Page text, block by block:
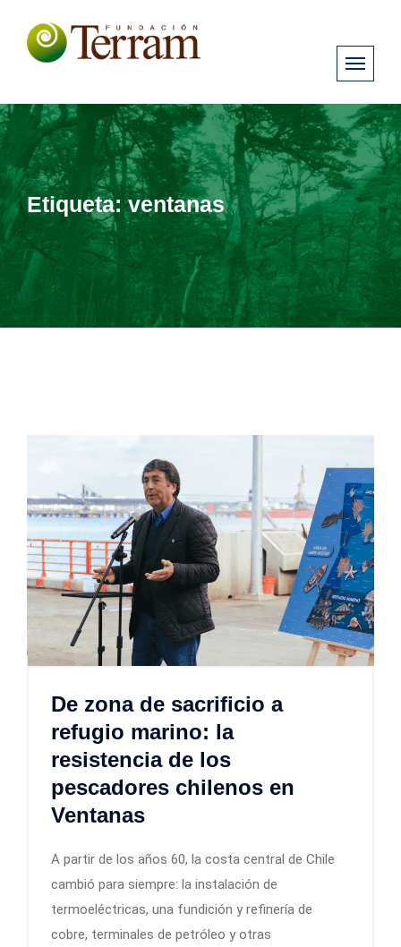
Etiqueta:ventanas
De zona de sacrificio a
refugio marino: la
resistencia de los
pescadores chilenos en
Ventanas
A partir de los años 60, la costa central de Chile
cambió para siempre: la instalación de
termoeléctricas, una fundición y refinería de
cobre, terminales de petróleo y otras